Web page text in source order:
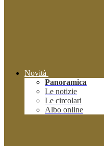
Novità
Panoramica
Le notizie
Le circolari
Albo online